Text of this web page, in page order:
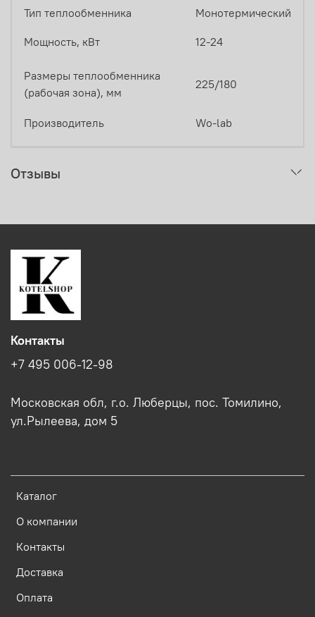
Тип теплообменника Монотермический
Мощность, кВт 12-24
Размеры теплообменника
(рабочая зона), мм
225/180
Производитель Wo-lab
Отзывы
Каталог
О компании
Контакты
Доставка
Оплата
Контакты
+7 495 006-12-98
Московская обл, г.о. Люберцы, пос. Томилино,
ул.Рылеева, дом 5